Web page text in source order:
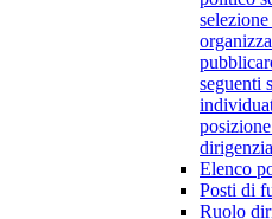
seguenti
Elenco
Posti di
Ruolo